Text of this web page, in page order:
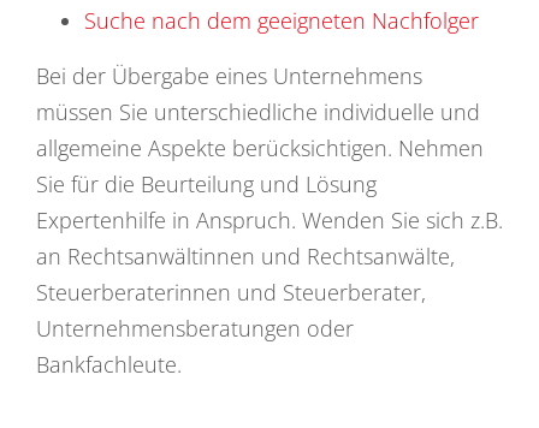
Suche nach dem geeigneten Nachfolger
Bei der Übergabe eines Unternehmens
müssen Sie unterschiedliche individuelle und
allgemeine Aspekte berücksichtigen. Nehmen
Sie für die Beurteilung und Lösung
Expertenhilfe in Anspruch. Wenden Sie sich z.B.
an Rechtsanwältinnen und Rechtsanwälte,
Steuerberaterinnen und Steuerberater,
Unternehmensberatungen oder
Bankfachleute.